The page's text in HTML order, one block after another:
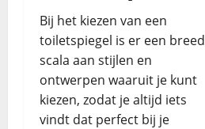
Bij het kiezen van een
toiletspiegel is er een breed
scala aan stijlen en
ontwerpen waaruit je kunt
kiezen, zodat je altijd iets
vindt dat perfect bij je